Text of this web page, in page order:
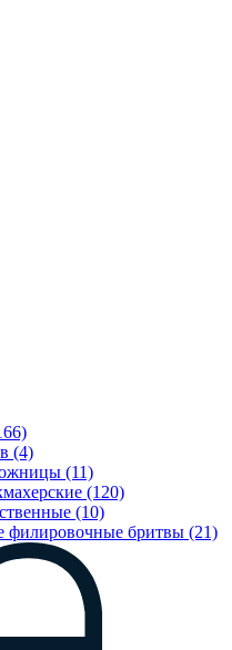
(4)
(11)
(120)
(10)
филировочные бритвы (21)